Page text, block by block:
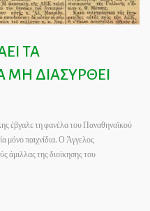
ΤΑ
ΜΗ ΔΙΑΣΥΡΘΕΙ
έβγαλε τη φανέλα του Παναθηναϊκού
μόνο παιχνίδια. Ο Άγγελος
άμιλλας της διοίκησης του